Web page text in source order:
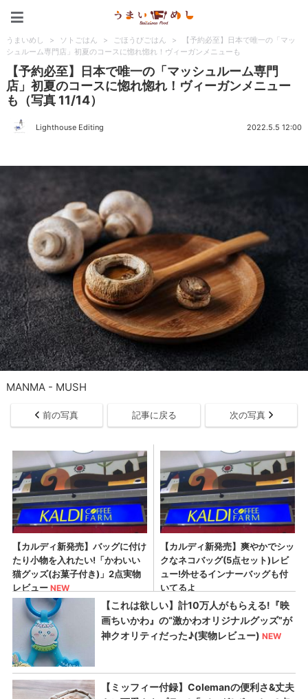
うまいめし > ソトごはん > ごほうびごはん >
【予約必至】日本で唯一の「マッ
シュルーム専門店」初夏のコースに惚れ惚れ！ヴィーガンメニューも
【予約必至】日本で唯一の「マッシュルーム専門
店」初夏のコースに惚れ惚れ！ヴィーガンメニュー
も（写真 11/14）
Lighthouse Editing 2022.5.5 12:00
MANMA - MUSH
前の写真 記事に戻る 次の写真